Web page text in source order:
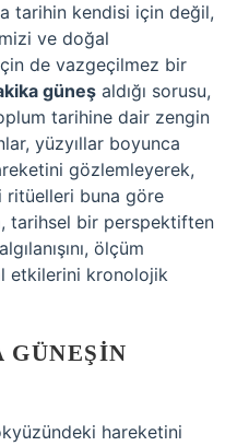
tarihin kendisi için değil,
ve doğal
de vazgeçilmez bir
güneş aldığı sorusu,
tarihine dair zengin
yüzyıllar boyunca
gözlemleyerek,
ritüelleri buna göre
tarihsel bir perspektiften
ölçüm
etkilerini kronolojik
GÜNEŞIN
hareketini